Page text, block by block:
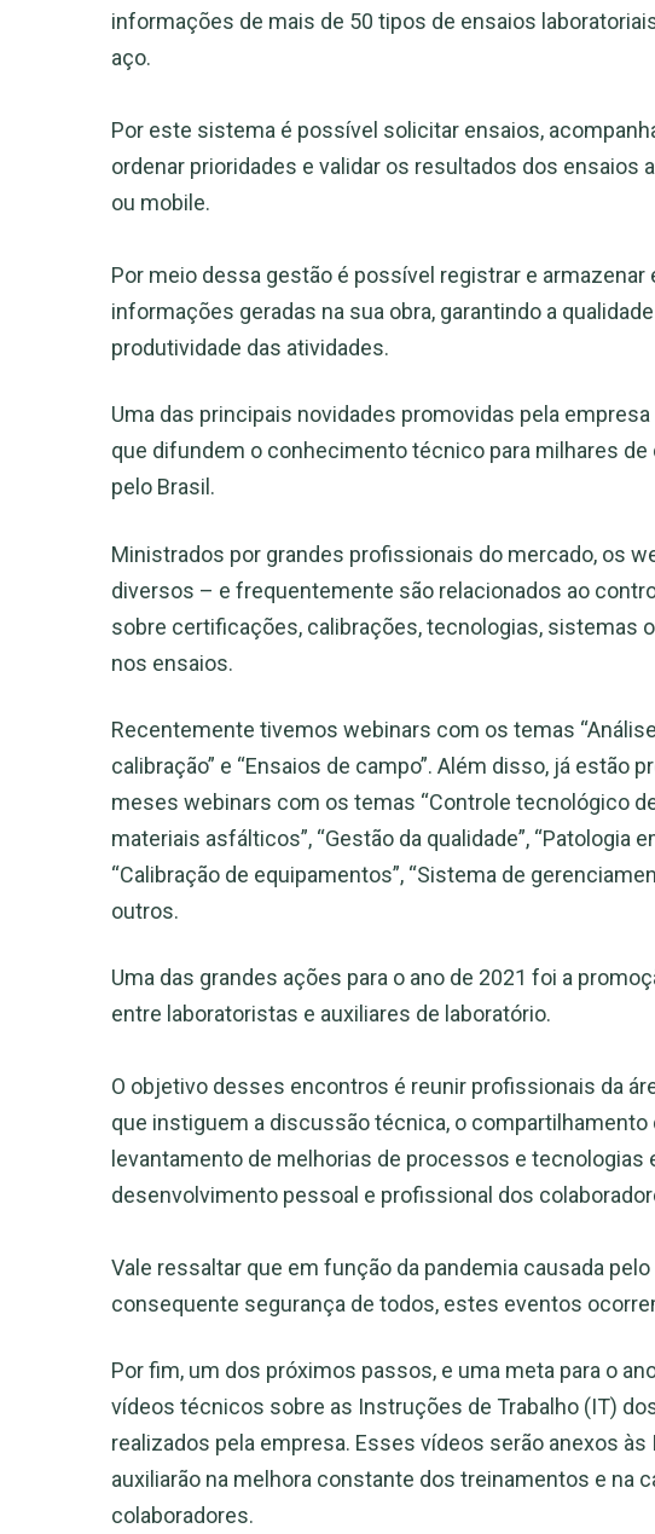
informações de mais de 50 tipos de ensaios
aço.
Por este sistema é possível solicitar ensaios,
ordenar prioridades e validar os resultados dos ensaios
ou mobile.
Por meio dessa gestão é possível registrar e armazenar
informações geradas na sua obra, garantindo a
produtividade das atividades.
Uma das principais novidades promovidas pela
que difundem o conhecimento técnico para milhares
pelo Brasil.
Ministrados por grandes profissionais do mercado, os
diversos – e frequentemente são relacionados ao
sobre certificações, calibrações, tecnologias, sistemas
nos ensaios.
Recentemente tivemos webinars com os temas
calibração” e “Ensaios de campo”. Além disso, já estão
meses webinars com os temas “Controle tecnológico
materiais asfálticos”, “Gestão da qualidade”, “Patologia
“Calibração de equipamentos”, “Sistema de
outros.
Uma das grandes ações para o ano de 2021 foi a
entre laboratoristas e auxiliares de laboratório.
O objetivo desses encontros é reunir profissionais da
que instiguem a discussão técnica, o compartilhamento
levantamento de melhorias de processos e tecnologias
desenvolvimento pessoal e profissional dos
Vale ressaltar que em função da pandemia causada
consequente segurança de todos, estes eventos
Por fim, um dos próximos passos, e uma meta para o
vídeos técnicos sobre as Instruções de Trabalho (IT)
realizados pela empresa. Esses vídeos serão anexos
auxiliarão na melhora constante dos treinamentos e na
colaboradores.